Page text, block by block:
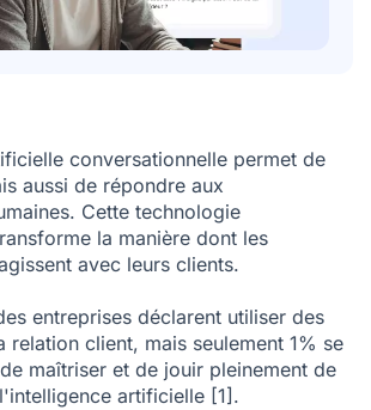
conversationnelle permet de
aussi de répondre aux
Cette technologie
la manière dont les
avec leurs clients.
entreprises déclarent utiliser des
relation client, mais seulement 1% se
maîtriser et de jouir pleinement de
artificielle [1] .